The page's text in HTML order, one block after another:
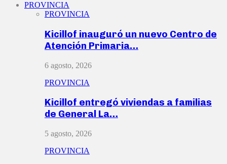
PROVINCIA
PROVINCIA
Kicillof inauguró un nuevo Centro de
Atención Primaria…
6 agosto, 2026
PROVINCIA
Kicillof entregó viviendas a familias
de General La…
5 agosto, 2026
PROVINCIA